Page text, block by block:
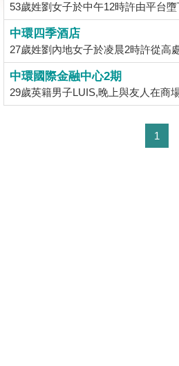
宅
谷
按
揭
地
53歲姓劉女子於中午12時許由平台
中環四季酒店
27歲姓劉內地女子於凌晨2時許從高
中環國際金融中心2期
29歲英籍男子LUIS,晚上與友人在商
1